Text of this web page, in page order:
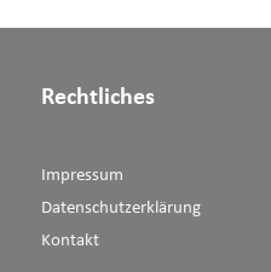
Rechtliches
Impressum
Datenschutzerklärung
Kontakt